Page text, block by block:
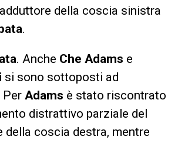
della coscia sinistra
.
. Anche Che Adams e
si sono sottoposti ad
Per Adams è stato riscontrato
distrattivo parziale del
della coscia destra, mentre